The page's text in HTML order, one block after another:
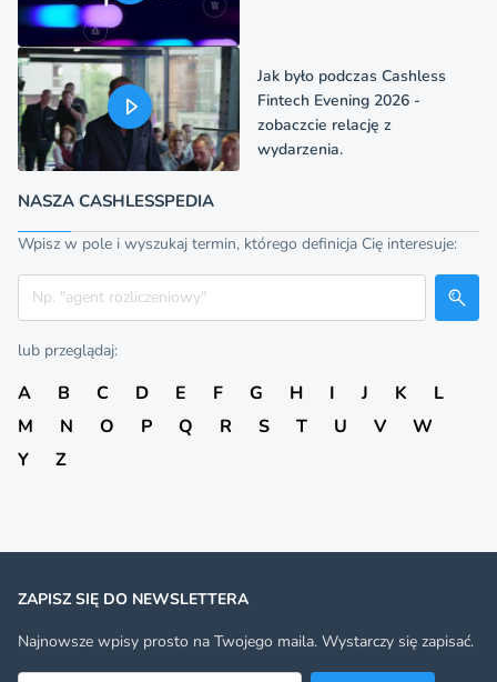
Jak było podczas Cashless
Fintech Evening 2026 -
zobaczcie relację z
wydarzenia.
NASZA CASHLESSPEDIA
Wpisz w pole i wyszukaj termin, którego definicja Cię interesuje:
Szukaj
lub przeglądaj:
A B C D E F G H I J K
L
M
N O P Q R S T U V
W
Y
Z
ZAPISZ SIĘ DO NEWSLETTERA
Najnowsze wpisy prosto na Twojego maila. Wystarczy się zapisać.